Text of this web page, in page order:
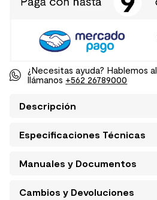
¿Necesitas ayuda? Hablemos al
llámanos +562 26789000
Descripción
Especificaciones Técnicas
Manuales y Documentos
Cambios y Devoluciones